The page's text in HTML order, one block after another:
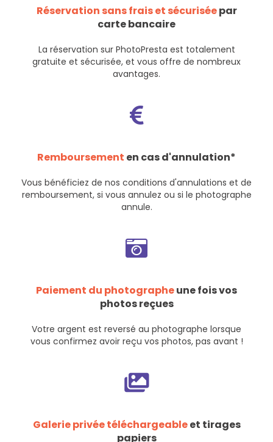
Réservation sans frais et sécuriséepar
carte bancaire
La réservation sur PhotoPresta est totalement
gratuite et sécurisée, et vous offre de nombreux
avantages.
Remboursement en cas d'annulation*
Vous bénéficiez de nos conditions d'annulations et de
remboursement, si vous annulez ou si le photographe
annule.
Paiement du photographeune fois vos
photos reçues
Votre argent est reversé au photographe lorsque
vous confirmez avoir reçu vos photos, pas avant !
Galerie privée téléchargeableet tirages
papiers